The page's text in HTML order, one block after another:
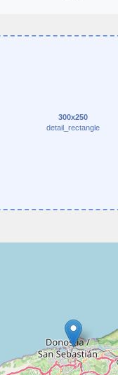
300x250
detail_rectangle